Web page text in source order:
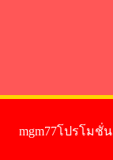
mgm77โปรโมชั่น